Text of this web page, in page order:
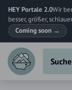
HEY Portale 2.0Wir
besser, größer,
Coming soon →